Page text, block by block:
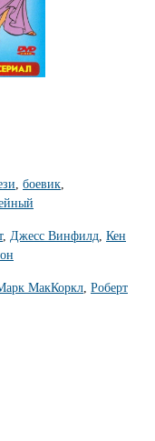
боевик
, Джесс Винфилд Кен
МакКоркл Роберт